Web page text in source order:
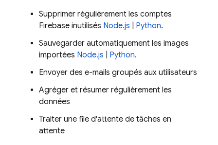
Supprimer régulièrement les comptes
Firebase inutilisés Node.js Python.
Sauvegarder automatiquement les images
importées Node.js Python.
Envoyer des e-mails groupés aux utilisateurs
Agréger et résumer régulièrement les
données
Traiter une file d'attente de tâches en
attente